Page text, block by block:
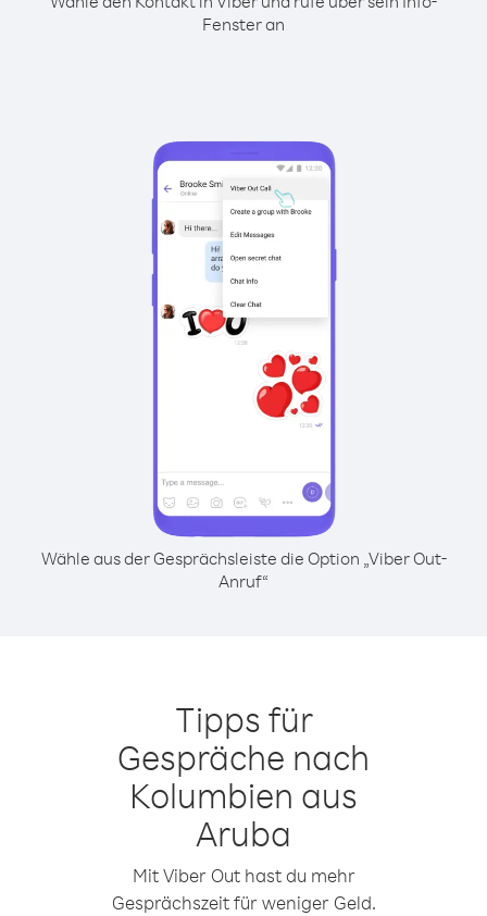
Fenster an
Wähle aus der Gesprächsleiste die Option „Viber Out-
Anruf“
Tipps für
Gespräche nach
Kolumbien aus
Aruba
Mit Viber Out hast du mehr
Gesprächszeit für weniger Geld.